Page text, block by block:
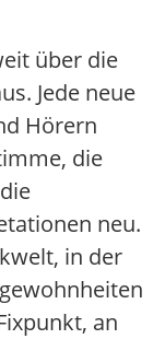
über die
Jede neue
Hörern
die
neu.
in der
an